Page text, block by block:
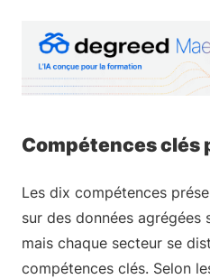
Compétences clés
Les dix compétences
sur des données agrégées
mais chaque secteur se
compétences clés. Selon